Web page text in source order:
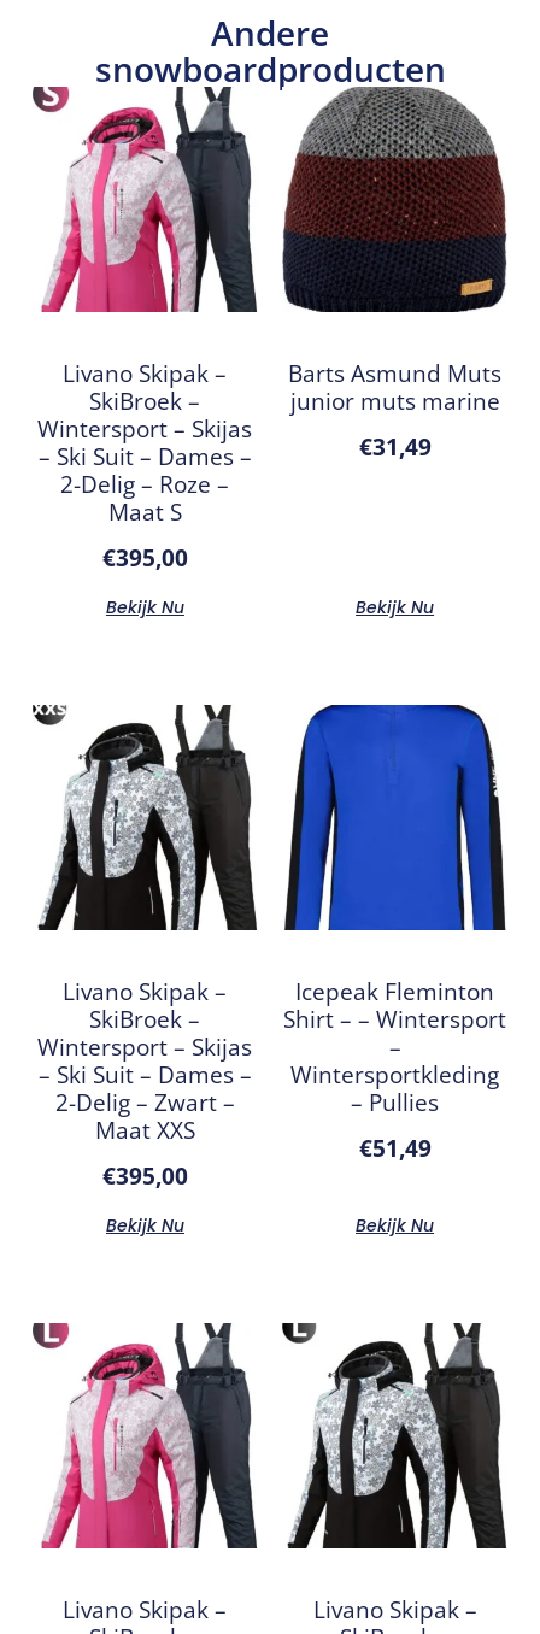
Andere
snowboardproducten
Livano Skipak –
SkiBroek –
Wintersport – Skijas
– Ski Suit – Dames –
2-Delig – Roze –
Maat S
€395,00
Bekijk Nu
Barts Asmund Muts
junior muts marine
€31,49
Bekijk Nu
Livano Skipak –
SkiBroek –
Wintersport – Skijas
– Ski Suit – Dames –
2-Delig – Zwart –
Maat XXS
€395,00
Bekijk Nu
Icepeak Fleminton
Shirt – – Wintersport
–
Wintersportkleding
– Pullies
€51,49
Bekijk Nu
Livano Skipak –
Livano Skipak –